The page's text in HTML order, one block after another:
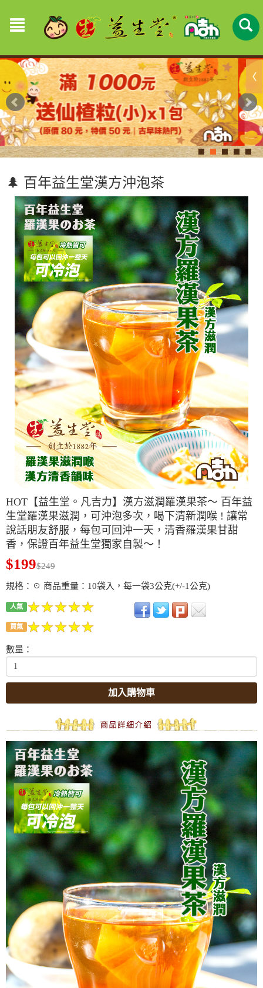
🌲 百年益生堂漢方沖泡茶
HOT【益生堂。凡吉力】漢方滋潤羅漢果茶～ 百年益
生堂羅漢果滋潤，可沖泡多次，喝下清新潤喉 ! 讓常
說話朋友舒服，每包可回沖一天，清香羅漢果甘甜
香，保證百年益生堂獨家自製～！
$199$249
規格：☉ 商品重量：10袋入，每一袋3公克(+/-1公克)
人氣
買氣
數量：
加入購物車